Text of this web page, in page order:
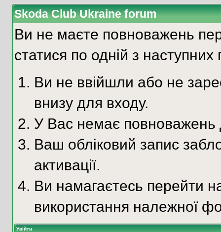
Skoda Club Ukraine forum
Ви не маєте повноважень
статися по одній з наступних
Ви не ввійшли або не
внизу для входу.
У Вас немає повноважень
Ваш обліковий запис
активації.
Ви намагаєтесь перейти
використання належної
Увійти